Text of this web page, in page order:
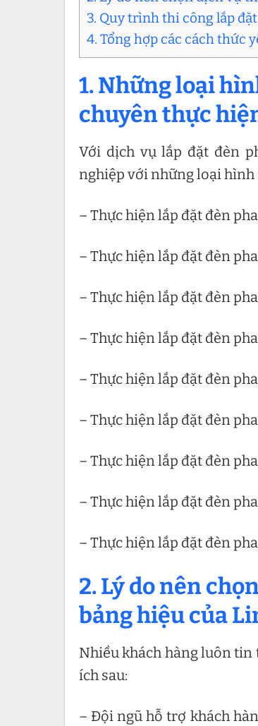
3. Quy trình thi công lắp
4. Tổng hợp các cách thức
1. Những loại
chuyên thực
Với dịch vụ lắp đặt đèn
nghiệp với những loại hình
– Thực hiện lắp đặt đèn
– Thực hiện lắp đặt đèn
– Thực hiện lắp đặt đèn
– Thực hiện lắp đặt đèn
– Thực hiện lắp đặt đèn
– Thực hiện lắp đặt đèn
– Thực hiện lắp đặt đèn
– Thực hiện lắp đặt đèn
– Thực hiện lắp đặt đèn
2. Lý do nên
bảng hiệu của
Nhiều khách hàng luôn tin
ích sau:
– Đội ngũ hỗ trợ khách